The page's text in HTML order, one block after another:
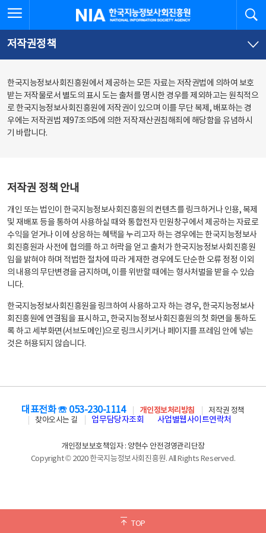
문
로
가
체
뉴
바
가
한국지능정보사회진흥원
저작권정책
한국지능정보사회진흥원에서 제공하는 모든 자료는 저작권법에 의하여 보호
받는 저작물로서 별도의 표시 도는 출처를 명시한 경우를 제외하고는 원칙적으
로 한국지능정보사회진흥원에 저작권이 있으며 이를 무단 복제, 배포하는 경
우에는 저작권법 제97조의5에 의한 저작재산권침해죄에 해당함을 유념하시
기 바랍니다.
저작권 정책 안내
개인 또는 법인이 한국지능정보사회진흥원의 컨텐츠를 링크하거나 인용, 복제
및 재배포 등을 통하여 사용하실 때와 통합전자 민원창구에서 제공하는 자료로
수익을 얻거나 이에 상응하는 혜택을 누리고자 하는 경우에는 한국지능정보사
회진흥원과 사전에 협의를 하고 허락을 얻고 출처가 한국지능정보사회진흥원
임을 밝혀야 하며 적법한 절차에 따라 게재한 경우에도 단순한 오류 정정 이외
의 내용의 무단변경을 금지하며, 이를 위반할 때에는 형사처벌을 받을 수 있습
니다.
한국지능정보사회진흥원을 링크하여 사용하고자 하는 경우, 한국지능정보사
회진흥원에 연결됨을 표시하고, 한국지능정보사회진흥원의 첫 화면을 통하도
록 하고 세부화면(서브도메인)으로 링크시키거나 페이지를 프레임 안에 넣는
것은 허용되지 않습니다.
TOP
대표전화 ☏ 053-230-1114 개인정보처리방침
저작권 정책
찾아오시는 길
업무담당자조회 사업별웹사이트연락처
개인정보보호책임자 : 양현수 안전경영관리단장
Copyright © 2020 한국지능정보사회진흥원. All Rights Reserved.